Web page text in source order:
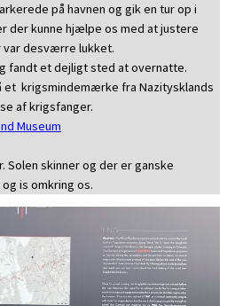
på havnen og gik en tur op i
der kunne hjælpe os med at justere
var desværre lukket.
fandt et dejligt sted at overnatte.
et krigsmindemærke fra Nazitysklands
af krigsfanger.
Museum
Solen skinner og der er ganske
is omkring os.